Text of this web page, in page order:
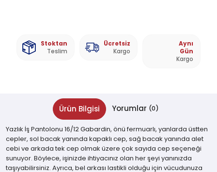
Stoktan
Teslim
Ücretsiz
Kargo
Aynı
Gün
Kargo
Ürün Bilgisi Yorumlar (0)
Yazlık İş Pantolonu 16/12 Gabardin, önü fermuarlı, yanlarda üstten
cepler, sol bacak yanında kapaklı cep, sağ bacak yanında alet
cebi ve arkada tek cep olmak üzere çok sayıda cep seçeneği
sunuyor. Böylece, işinizde ihtiyacınız olan her şeyi yanınızda
taşıyabilirsiniz. Ayrıca, bel arkası lastikli olduğu için vücudunuza